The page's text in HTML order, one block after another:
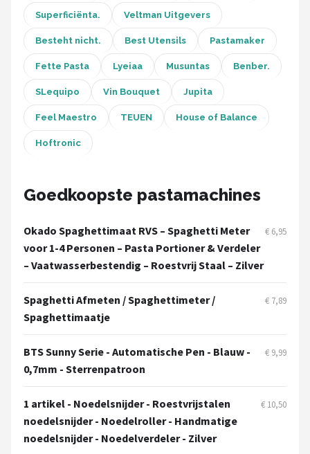
Superficiënta. Veltman Uitgevers
Besteht nicht. Best Utensils Pastamaker
Fette Pasta Lyeiaa Musuntas Benber.
SLequipo Vin Bouquet Jupita
Feel Maestro TEUEN House of Balance
Hoftronic
Goedkoopste pastamachines
Okado Spaghettimaat RVS – Spaghetti Meter
voor 1-4 Personen – Pasta Portioner & Verdeler
– Vaatwasserbestendig – Roestvrij Staal – Zilver
€ 6,95
Spaghetti Afmeten / Spaghettimeter /
Spaghettimaatje
€ 7,89
BTS Sunny Serie - Automatische Pen - Blauw -
0,7mm - Sterrenpatroon
€ 9,99
1 artikel - Noedelsnijder - Roestvrijstalen
noedelsnijder - Noedelroller - Handmatige
noedelsnijder - Noedelverdeler - Zilver
€ 10,50